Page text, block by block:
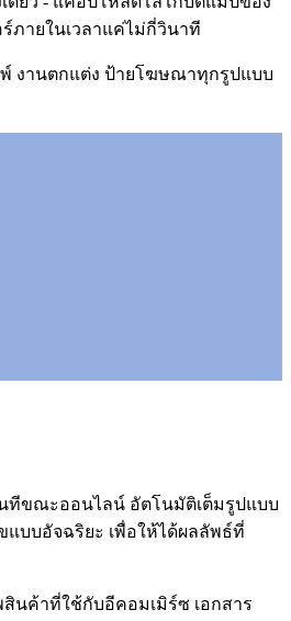
ภายในเวลาแค่ไม่กี่วินาที
งานตกแต่ง ป้ายโฆษณาทุกรูปแบบ
ขณะออนไลน์ อัตโนมัติเต็มรูปแบบ
แบบอัจฉริยะ เพื่อให้ได้ผลลัพธ์ที่
นค้าที่ใช้กับอีคอมเมิร์ซ เอกสาร